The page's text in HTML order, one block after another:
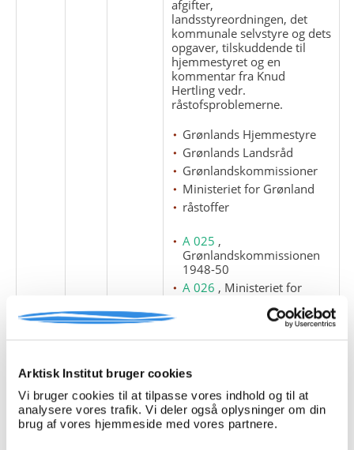
Arktisk Institut bruger cookies
Vi bruger cookies til at tilpasse vores indhold og til at
analysere vores trafik. Vi deler også oplysninger om din
brug af vores hjemmeside med vores partnere.
afgifter,
landsstyreordningen, det
kommunale selvstyre og dets
opgaver, tilskuddende til
hjemmestyret og en
kommentar fra Knud
Hertling vedr.
råstofsproblemerne.
Grønlands Hjemmestyre
Grønlands Landsråd
Grønlandskommissioner
Ministeriet for Grønland
råstoffer
A 025 ,
Grønlandskommissionen
1948-50
A 026 , Ministeriet for
, Grønlandsudvalget
2
12
Dokument 6-10 / 1977.
Omhandler henholdsvis
oliens virkning på den
norske økonomi,